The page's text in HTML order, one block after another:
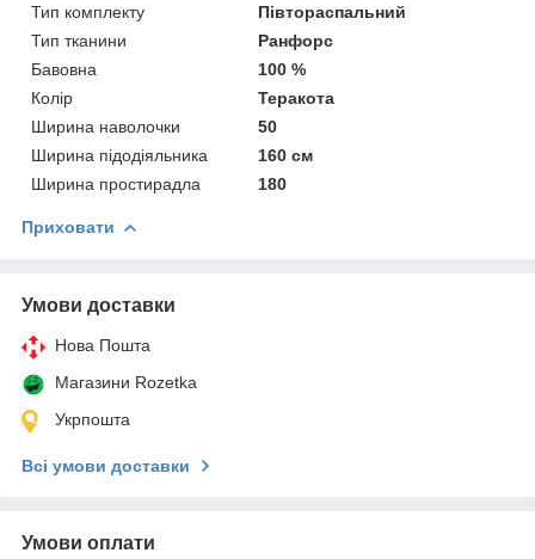
Тип комплекту
Півтораспальний
Тип тканини
Ранфорс
Бавовна
100 %
Колір
Теракота
Ширина наволочки
50
Ширина підодіяльника
160 см
Ширина простирадла
180
Приховати
Умови доставки
Нова Пошта
Магазини Rozetka
Укрпошта
Всі умови доставки
Умови оплати